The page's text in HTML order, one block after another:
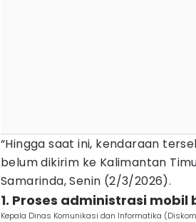
“Hingga saat ini, kendaraan
belum dikirim ke Kalimantan
Samarinda, Senin (2/3/2026).
1. Proses administrasi
Kepala Dinas Komunikasi dan Informatika